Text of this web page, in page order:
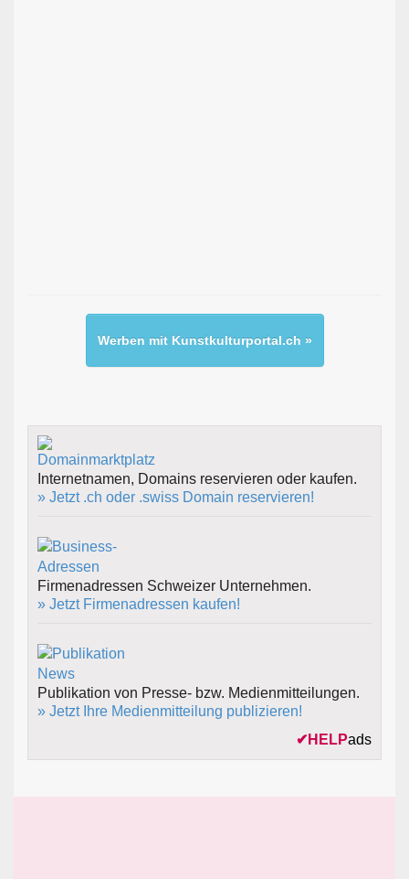
Werben mit Kunstkulturportal.ch »
Internetnamen, Domains reservieren oder kaufen.
» Jetzt .ch oder .swiss Domain reservieren!
Firmenadressen Schweizer Unternehmen.
» Jetzt Firmenadressen kaufen!
Publikation von Presse- bzw. Medienmitteilungen.
» Jetzt Ihre Medienmitteilung publizieren!
✔ HELPads